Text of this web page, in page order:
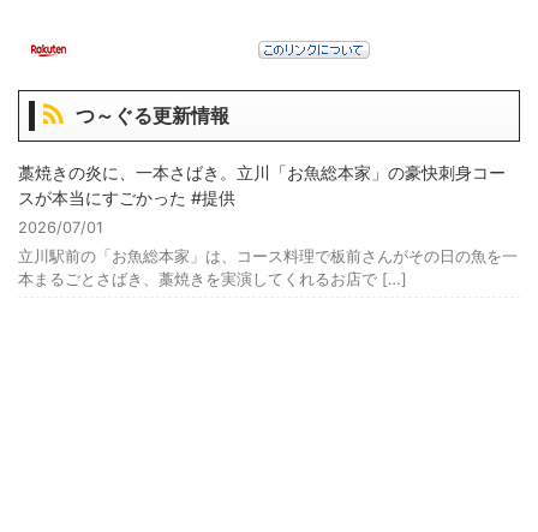
つ～ぐる更新情報
藁焼きの炎に、一本さばき。立川「お魚総本家」の豪快刺身コー
スが本当にすごかった #提供
2026/07/01
立川駅前の「お魚総本家」は、コース料理で板前さんがその日の魚を一
本まるごとさばき、藁焼きを実演してくれるお店で […]